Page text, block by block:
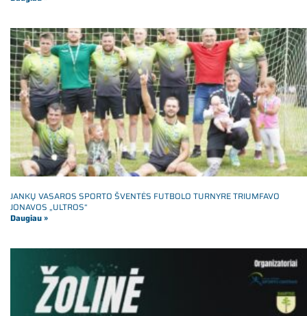
JANKŲ VASAROS SPORTO ŠVENTĖS FUTBOLO TURNYRE TRIUMFAVO
JONAVOS „ULTROS“
Daugiau »